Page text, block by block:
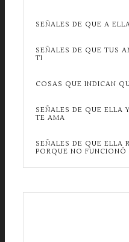
SEÑALES DE QUE A
SEÑALES DE QUE TUS
TI
COSAS QUE INDICAN
SEÑALES DE QUE ELLA
TE AMA
SEÑALES DE QUE ELLA
PORQUE NO